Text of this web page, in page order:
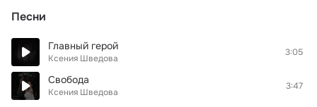
Песни
Главный герой
Ксения Шведова
3:05
Свобода
Ксения Шведова
3:47